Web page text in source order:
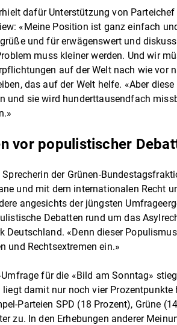
dafür Unterstützung von
«Meine Position ist ganz einfach
und für erwägenswert und
muss kleiner werden. Und wir
auf der Welt nach wie vor
das auf der Welt helfe. «Aber
und sie wird hunderttausendfach
vor populistischer
der Grünen-
und mit dem internationalen Recht
angesichts der jüngsten
Debatten rund um das
Deutschland. «Denn dieser
und Rechtsextremen ein.»
Umfrage für die «Bild am Sonntag»
damit nur noch vier Prozentpunkte
Parteien SPD (18 Prozent), Grüne
zu. In den Erhebungen anderer